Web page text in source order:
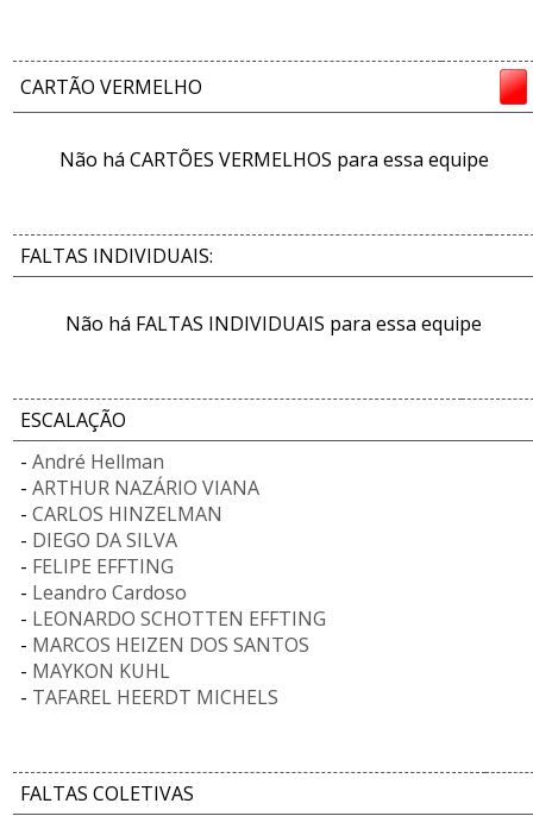
CARTÃO VERMELHO
Não há CARTÕES VERMELHOS para essa equipe
FALTAS INDIVIDUAIS:
Não há FALTAS INDIVIDUAIS para essa equipe
ESCALAÇÃO
- André Hellman
- ARTHUR NAZÁRIO VIANA
- CARLOS HINZELMAN
- DIEGO DA SILVA
- FELIPE EFFTING
- Leandro Cardoso
- LEONARDO SCHOTTEN EFFTING
- MARCOS HEIZEN DOS SANTOS
- MAYKON KUHL
- TAFAREL HEERDT MICHELS
FALTAS COLETIVAS